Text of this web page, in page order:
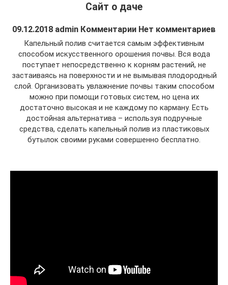
Сайт о даче
09.12.2018 admin Комментарии Нет комментариев
Капельный полив считается самым эффективным
способом искусственного орошения почвы. Вся вода
поступает непосредственно к корням растений, не
застаиваясь на поверхности и не вымывая плодородный
слой. Организовать увлажнение почвы таким способом
можно при помощи готовых систем, но цена их
достаточно высокая и не каждому по карману. Есть
достойная альтернатива – используя подручные
средства, сделать капельный полив из пластиковых
бутылок своими руками совершенно бесплатно.